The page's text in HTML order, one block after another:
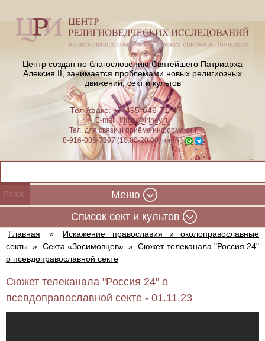
Центр создан по благословению Святейшего Патриарха
Алексия II, занимается проблемами новых религиозных
движений, сект и культов
Тел./факс: +7-495-646-71-47
E-mail:iriney@iriney.ru
Тел. для связи и приёма информации
8-916-005-7397 (10:00-20:00, пн-пт)
Меню
Cписок сект и культов
Главная »
Искажение православия и околоправославные
секты » Секта «Зосимовцев» » Сюжет телеканала "Россия 24"
о псевдоправославной секте
Сюжет телеканала "Россия 24" о
псевдоправославной секте - 01.11.23